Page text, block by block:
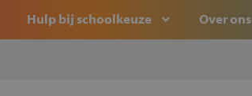
Hulp bij schoolkeuze Over ons